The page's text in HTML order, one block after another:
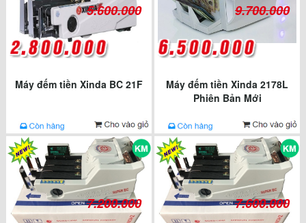
5.600.000
Máy đếm tiền Xinda BC 21F
9.700.000
Máy đếm tiền Xinda 2178L
Phiên Bản Mới
7.200.000 7.600.000